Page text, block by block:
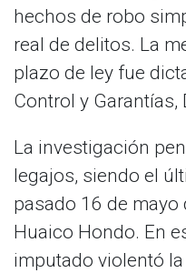
hechos de robo
real de delitos. La
plazo de ley fue
Control y Garantías,
La investigación
legajos, siendo el
pasado 16 de mayo
Huaico Hondo. En
imputado violentó